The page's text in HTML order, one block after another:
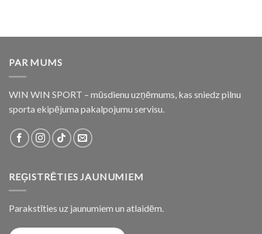
PAR MUMS
WIN WIN SPORT – mūsdienu uzņēmums, kas sniedz pilnu
sporta ekipējuma pakalpojumu servisu.
REĢISTRĒTIES JAUNUMIEM
Parakstīties uz jaunumiem un atlaidēm.